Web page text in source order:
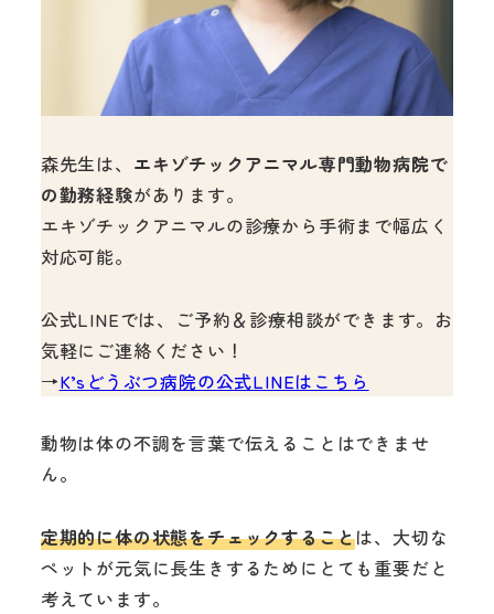
森先生は、 エキゾチックアニマル専門動物病院で
の勤務経験があります。
エキゾチックアニマルの診療から手術まで幅広く
対応可能。
公式LINEでは、ご予約＆診療相談ができます。お
気軽にご連絡ください！
→K’sどうぶつ病院の公式LINEはこちら
動物は体の不調を言葉で伝えることはできませ
ん。
定期的に体の状態をチェックすることは、大切な
ペットが元気に長生きするためにとても重要だと
考えています。